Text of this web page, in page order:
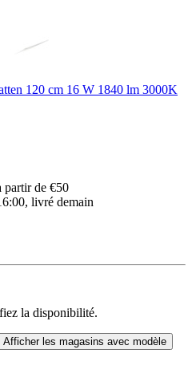
120 cm 16 W 1840 lm 3000K
partir de €50
livré demain
la disponibilité.
Afficher les magasins avec modèle